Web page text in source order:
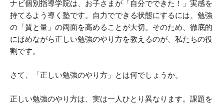
ナビ個別指導学院は、お子さまが「自分でできた！」実感を
持てるよう導く塾です。自力でできる状態にするには、勉強
の「質と量」の両面を高めることが大切。そのため、徹底的
にほめながら正しい勉強のやり方を教えるのが、私たちの役
割です。
さて、「正しい勉強のやり方」とは何でしょうか。
正しい勉強のやり方は、実は一人ひとり異なります。課題を